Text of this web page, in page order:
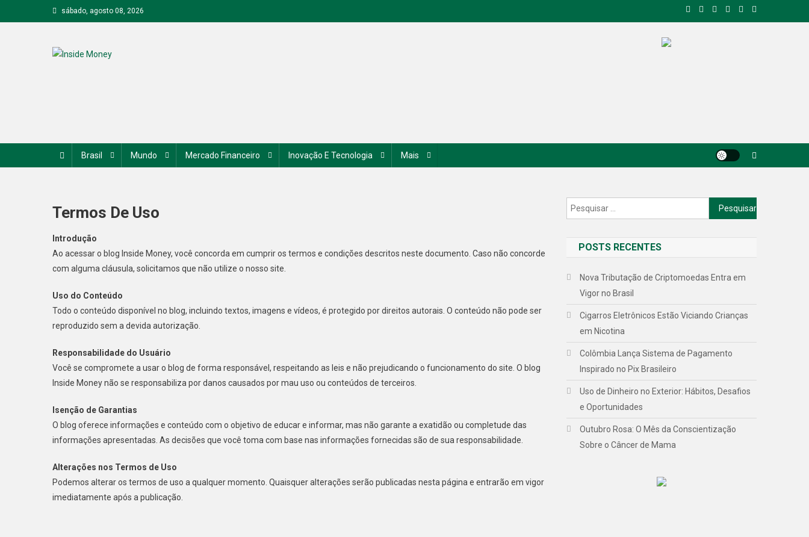
to
sábado, agosto 08, 2026
Brasil Mundo Mercado Financeiro Inovação E Tecnologia Mais
Termos De Uso
Introdução
Ao acessar o blog Inside Money, você concorda em cumprir os termos e condições descritos neste documento. Caso não concorde
com alguma cláusula, solicitamos que não utilize o nosso site.
Uso do Conteúdo
Todo o conteúdo disponível no blog, incluindo textos, imagens e vídeos, é protegido por direitos autorais. O conteúdo não pode ser
reproduzido sem a devida autorização.
Responsabilidade do Usuário
Você se compromete a usar o blog de forma responsável, respeitando as leis e não prejudicando o funcionamento do site. O blog
Inside Money não se responsabiliza por danos causados por mau uso ou conteúdos de terceiros.
Isenção de Garantias
O blog oferece informações e conteúdo com o objetivo de educar e informar, mas não garante a exatidão ou completude das
informações apresentadas. As decisões que você toma com base nas informações fornecidas são de sua responsabilidade.
Alterações nos Termos de Uso
Podemos alterar os termos de uso a qualquer momento. Quaisquer alterações serão publicadas nesta página e entrarão em vigor
imediatamente após a publicação.
Pesquisar
por:
POSTS RECENTES
Nova Tributação de Criptomoedas Entra em
Vigor no Brasil
Cigarros Eletrônicos Estão Viciando Crianças
em Nicotina
Colômbia Lança Sistema de Pagamento
Inspirado no Pix Brasileiro
Uso de Dinheiro no Exterior: Hábitos, Desafios
e Oportunidades
Outubro Rosa: O Mês da Conscientização
Sobre o Câncer de Mama